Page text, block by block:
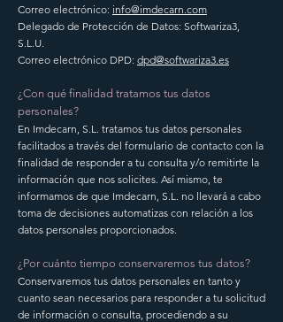
Correo electrónico: info@imdecarn.com
Delegado de Protección de Datos: Softwariza3,
S.L.U.
Correo electrónico DPD: dpd@softwariza3.es
¿Con qué finalidad tratamos tus datos
personales?
En Imdecarn, S.L. tratamos tus datos personales
facilitados a través del formulario de contacto con la
finalidad de responder a tu consulta y/o remitirte la
información que nos solicites. Así mismo, te
informamos de que Imdecarn, S.L. no llevará a cabo
toma de decisiones automatizas con relación a los
datos personales proporcionados.
¿Por cuánto tiempo conservaremos tus datos?
Conservaremos tus datos personales en tanto y
cuanto sean necesarios para responder a tu solicitud
de información o consulta, procediendo a su